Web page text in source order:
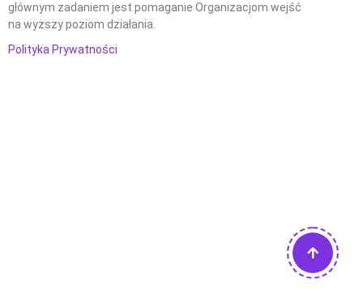
głównym zadaniem jest pomaganie Organizacjom wejść
na wyższy poziom działania.
Polityka Prywatności